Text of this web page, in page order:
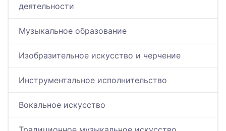
деятельности
Музыкальное образование
Изобразительное искусство и черчение
Инструментальное исполнительство
Вокальное искусство